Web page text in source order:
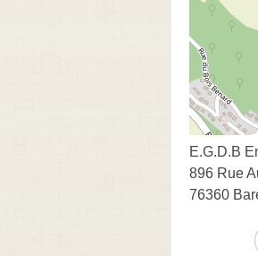
E.G.D.B
896 Rue
76360